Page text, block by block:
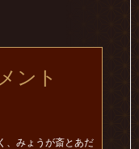
ント
、みょうが斎とあだ